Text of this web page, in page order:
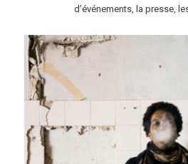
d’événements, la presse,